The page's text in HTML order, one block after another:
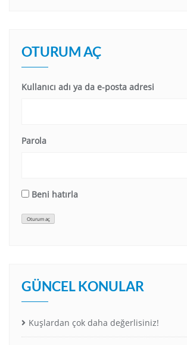
OTURUM AÇ
Kullanıcı adı ya da e-posta adresi
Parola
Beni hatırla
Oturum aç
GÜNCEL KONULAR
Kuşlardan çok daha değerlisiniz!